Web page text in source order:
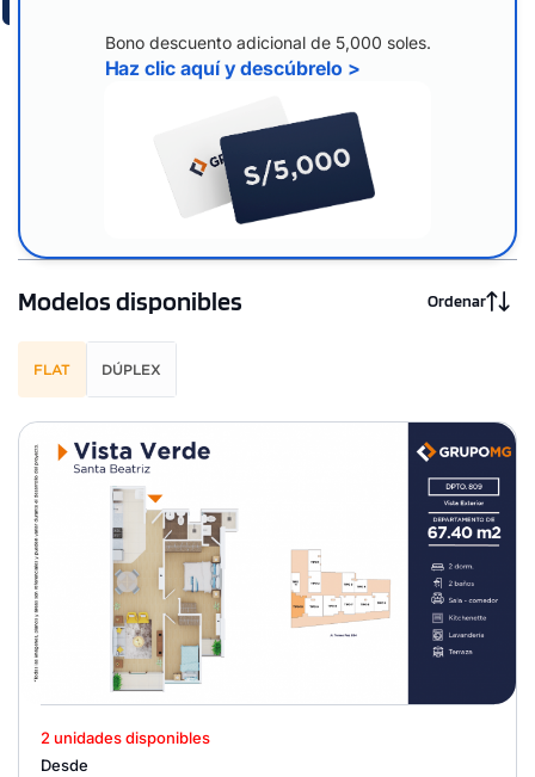
Bono descuento adicional de 5,000 soles.
Haz clic aquí y descúbrelo >
Modelos disponibles Ordenar
FLAT DÚPLEX
2 unidades disponibles
Desde